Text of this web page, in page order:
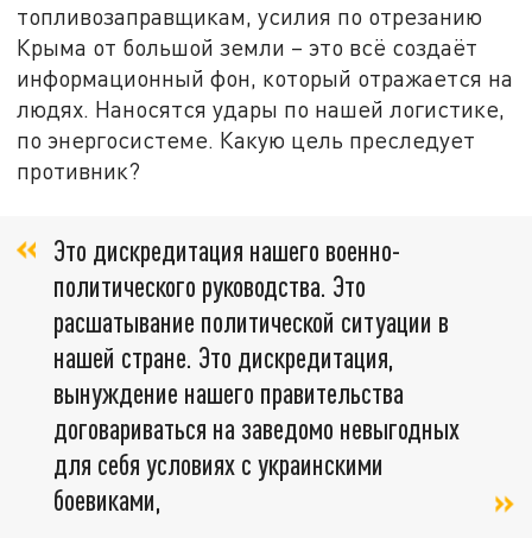
топливозаправщикам, усилия по отрезанию
Крыма от большой земли – это всё создаёт
информационный фон, который отражается на
людях. Наносятся удары по нашей логистике,
по энергосистеме. Какую цель преследует
противник?
Это дискредитация нашего военно-
политического руководства. Это
расшатывание политической ситуации в
нашей стране. Это дискредитация,
вынуждение нашего правительства
договариваться на заведомо невыгодных
для себя условиях с украинскими
боевиками,